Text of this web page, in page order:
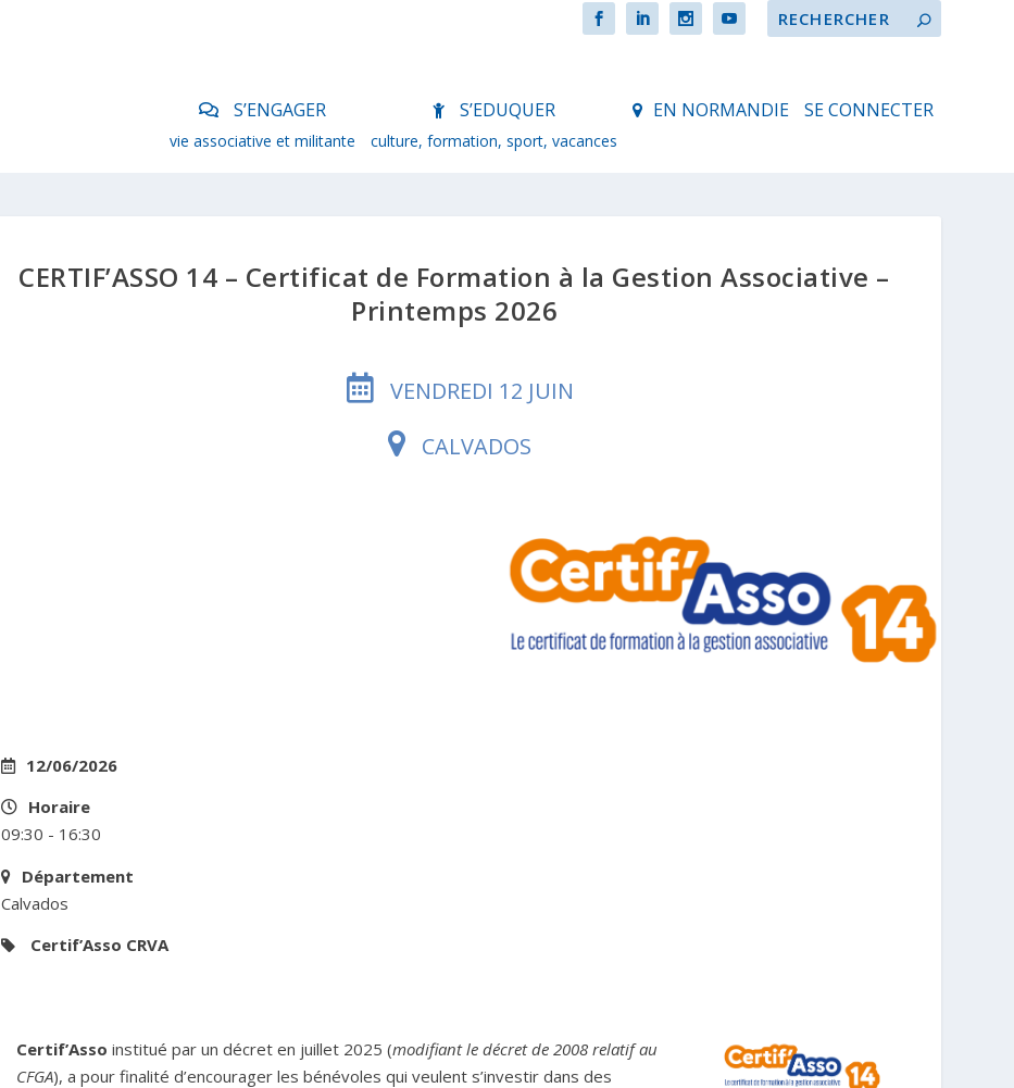
S’ENGAGER
vie associative et militante
S’EDUQUER
culture, formation, sport, vacances
EN NORMANDIE SE CONNECTER
CERTIF’ASSO 14 – Certificat de Formation à la Gestion Associative –
Printemps 2026
VENDREDI 12 JUIN
CALVADOS
12/06/2026
Horaire
09:30 - 16:30
Département
Calvados
Certif’Asso CRVA
Certif’Asso institué par un décret en juillet 2025 (modifiant le décret de 2008 relatif au
CFGA), a pour finalité d’encourager les bénévoles qui veulent s’investir dans des